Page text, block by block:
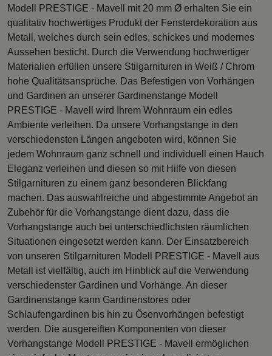
Modell PRESTIGE - Mavell mit 20 mm Ø erhalten Sie ein
qualitativ hochwertiges Produkt der Fensterdekoration aus
Metall, welches durch sein edles, schickes und modernes
Aussehen besticht. Durch die Verwendung hochwertiger
Materialien erfüllen unsere Stilgarnituren in Weiß / Chrom
hohe Qualitätsansprüche. Das Befestigen von Vorhängen
und Gardinen an unserer Gardinenstange Modell
PRESTIGE - Mavell wird Ihrem Wohnraum ein edles
Ambiente verleihen. Da unsere Vorhangstange in den
verschiedensten Längen angeboten wird, können Sie
jedem Wohnraum ganz schnell und individuell einen Hauch
Eleganz verleihen und diesen so mit Hilfe von diesen
Stilgarnituren zu einem ganz besonderen Blickfang
machen. Das auswahlreiche und abgestimmte Angebot an
Zubehör für die Vorhangstange dient dazu, dass die
Vorhangstange auch bei unterschiedlichsten räumlichen
Situationen eingesetzt werden kann. Der Einsatzbereich
von unseren Stilgarnituren Modell PRESTIGE - Mavell aus
Metall ist vielfältig, auch im Hinblick auf die Verwendung
verschiedenster Gardinen und Vorhänge. An dieser
Gardinenstange kann Gardinenstores oder
Schlaufengardinen bis hin zu Ösenvorhängen befestigt
werden. Die ausgereiften Komponenten von dieser
Vorhangstange Modell PRESTIGE - Mavell ermöglichen